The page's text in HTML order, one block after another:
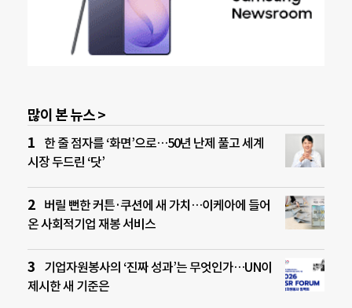
많이 본 뉴스 >
한 줄 점자를 ‘화면’으로…50년 난제 풀고 세계
시장 두드린 ‘닷’
버릴 뻔한 커튼·쿠션에 새 가치…이케아에 들어
온 사회적기업 재봉 서비스
기업자원봉사의 ‘진짜 성과’는 무엇인가…UN이
제시한 새 기준은